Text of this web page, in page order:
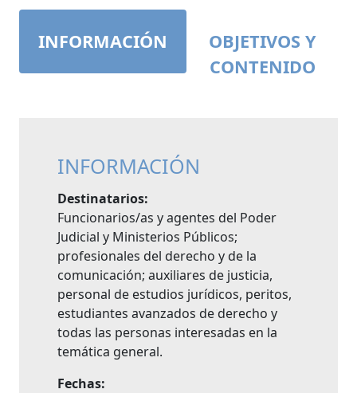
INFORMACIÓN
OBJETIVOS Y
CONTENIDO
INFORMACIÓN
Destinatarios:
Funcionarios/as y agentes del Poder
Judicial y Ministerios Públicos;
profesionales del derecho y de la
comunicación; auxiliares de justicia,
personal de estudios jurídicos, peritos,
estudiantes avanzados de derecho y
todas las personas interesadas en la
temática general.
Fechas: